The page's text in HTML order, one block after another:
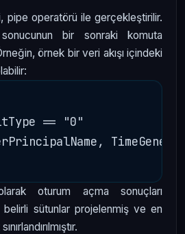
pipe operatörü ile gerçekleştirilir.
bir sonraki komuta
örnek bir veri akışı içindeki
== "0"
oturum açma sonuçları
belirli sütunlar projelenmiş ve en